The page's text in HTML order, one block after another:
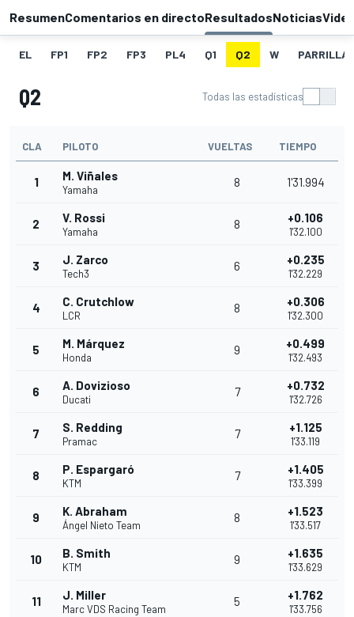
ResumenComentarios en directoResultadosNoticias
EL FP1 FP2 FP3 PL4 Q1 Q2 W PARRILLA
Q2 Todas las estadísticas
CLA PILOTO VUELTAS TIEMPO
1 M. Viñales
Yamaha
8 1'31.994
2 V. Rossi
Yamaha
8 +0.106
1'32.100
3 J. Zarco
Tech3
6 +0.235
1'32.229
4 C. Crutchlow
LCR
8 +0.306
1'32.300
5 M. Márquez
Honda
9 +0.499
1'32.493
6 A. Dovizioso
Ducati
7 +0.732
1'32.726
7 S. Redding
Pramac
7 +1.125
1'33.119
8 P. Espargaró
KTM
7 +1.405
1'33.399
9 K. Abraham
Ángel Nieto Team
8 +1.523
1'33.517
10 B. Smith
KTM
9 +1.635
1'33.629
11 J. Miller
Marc VDS Racing Team
5 +1.762
1'33.756